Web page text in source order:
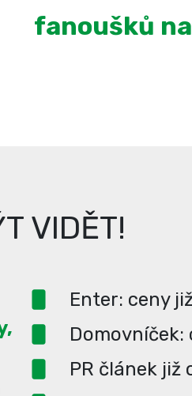
fanoušků
VIDĚT!
Enter: ceny
Domovníček:
PR článek již